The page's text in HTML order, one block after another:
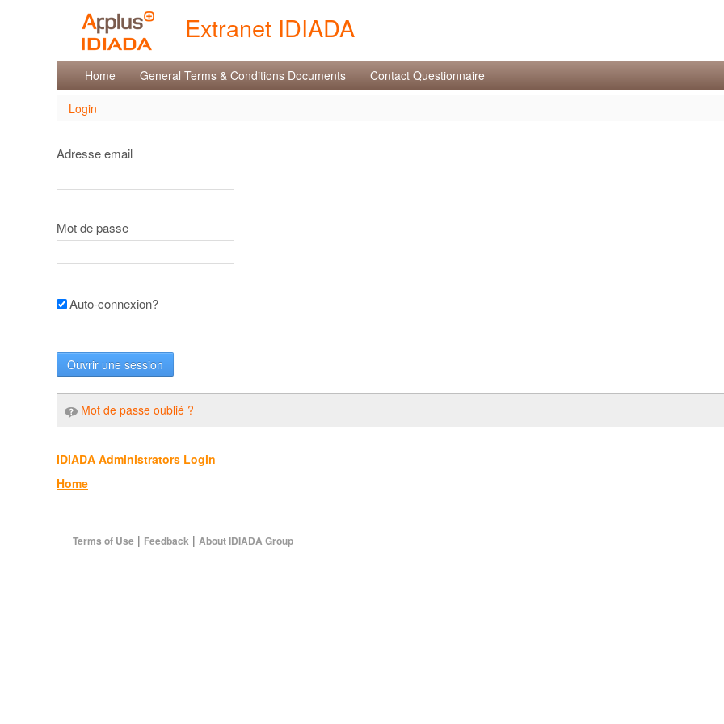
Extranet IDIADA
Login
Home General Terms & Conditions Documents Contact Questionnaire
Login
Adresse email
Mot de passe
Auto-connexion?
Ouvrir une session
Mot de passe oublié ?
IDIADA Administrators Login
Home
Terms of Use | Feedback | About IDIADA Group